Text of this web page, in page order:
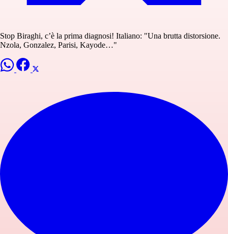
Stop Biraghi, c’è la prima diagnosi! Italiano: "Una brutta distorsione.
Nzola, Gonzalez, Parisi, Kayode…"